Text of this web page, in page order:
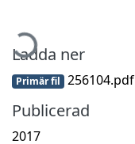
Hämtar...
Ladda ner
Primär fil 256104.pdf
Publicerad
2017